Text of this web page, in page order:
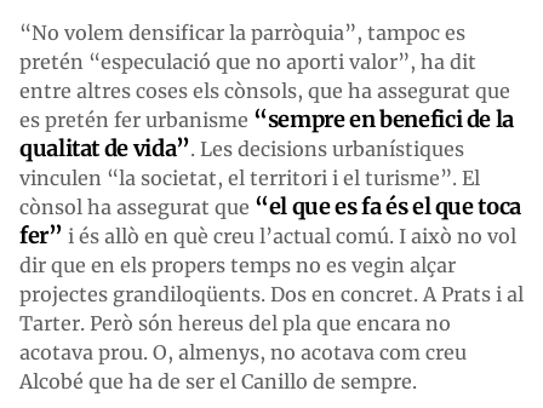
“No volem densificar la parròquia”, tampoc es
pretén “especulació que no aporti valor”, ha dit
entre altres coses els cònsols, que ha assegurat que
es pretén fer urbanisme “sempre en benefici de la
qualitat de vida”. Les decisions urbanístiques
vinculen “la societat, el territori i el turisme”. El
cònsol ha assegurat que “el que es fa és el que toca
fer” i és allò en què creu l’actual comú. I això no vol
dir que en els propers temps no es vegin alçar
projectes grandiloqüents. Dos en concret. A Prats i al
Tarter. Però són hereus del pla que encara no
acotava prou. O, almenys, no acotava com creu
Alcobé que ha de ser el Canillo de sempre.